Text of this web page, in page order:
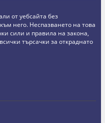
от уебсайта без
него. Неспазването на това
сили и правила на закона,
търсачки за откраднато